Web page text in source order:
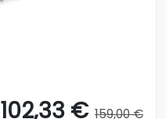
102,33 € 159,00 €